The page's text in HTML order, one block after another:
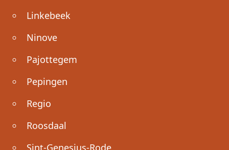
Linkebeek
Ninove
Pajottegem
Pepingen
Regio
Roosdaal
Sint-Genesius-Rode